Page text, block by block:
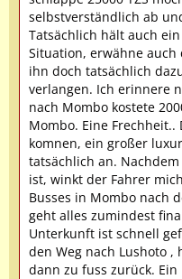
selbstverständlich ab
Tatsächlich hält auch
Situation, erwähne
ihn doch tatsächlich
verlangen. Ich erinnere
nach Mombo kostete
Mombo. Eine
komnen, ein großer
tatsächlich an.
ist, winkt der Fahrer
Busses in Mombo nach
geht alles zumindest
Unterkunft ist schnell
den Weg nach Lushoto ,
dann zu fuss zurück.